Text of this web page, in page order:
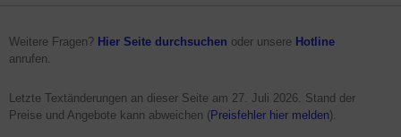
Weitere Fragen? Hier Seite durchsuchen oder unsere Hotline
anrufen.
Letzte Textänderungen an dieser Seite am 27. Juli 2026 . Stand der
Preise und Angebote kann abweichen (Preisfehler hier melden).